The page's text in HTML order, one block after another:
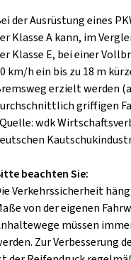
der Ausrüstung eines
Klasse A kann, im
Klasse E, bei einer
km/h ein bis zu 18 m
erzielt werden
griffigen
wdk
beachten Sie:
Verkehrssicherheit
von der eigenen
müssen
Zur Verbesserung